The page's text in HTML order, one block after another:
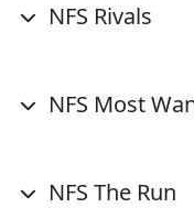
NFS Rivals
NFS Most
NFS The Run